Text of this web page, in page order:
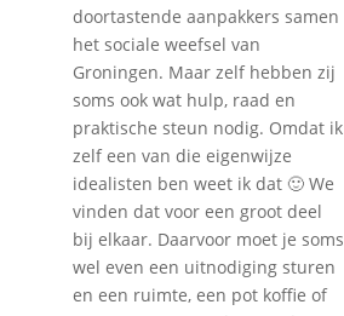
doortastende aanpakkers samen
het sociale weefsel van
Groningen. Maar zelf hebben zij
soms ook wat hulp, raad en
praktische steun nodig. Omdat ik
zelf een van die eigenwijze
idealisten ben weet ik dat 🙂 We
vinden dat voor een groot deel
bij elkaar. Daarvoor moet je soms
wel even een uitnodiging sturen
en een ruimte, een pot koffie of